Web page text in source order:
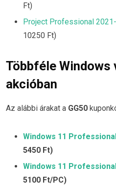
Ft)
Project Professional
10250 Ft)
Többféle Windows
akcióban
Az alábbi árakat a GG50
Windows 11
5450 Ft)
Windows 11
5100 Ft/PC)